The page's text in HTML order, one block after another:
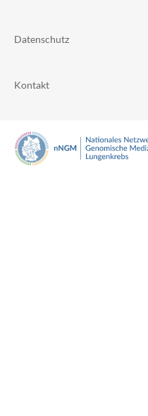
Datenschutz
Kontakt